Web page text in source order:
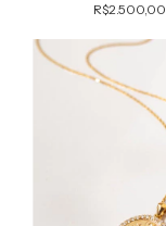
R$2.500,00